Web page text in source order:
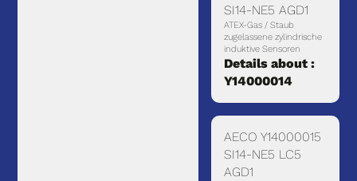
SI14-NE5 AGD1
ATEX-Gas / Staub
zugelassene zylindrische
induktive Sensoren
Details about :
Y14000014
AECO Y14000015
SI14-NE5 LC5
AGD1